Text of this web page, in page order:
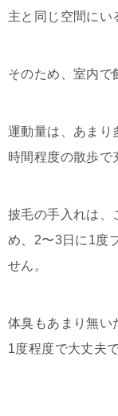
主と同じ空間にい
そのため、室内で
運動量は、あまり
時間程度の散歩で
披毛の手入れは、
め、2〜3日に1度
せん。
体臭もあまり無い
1度程度で大丈夫で